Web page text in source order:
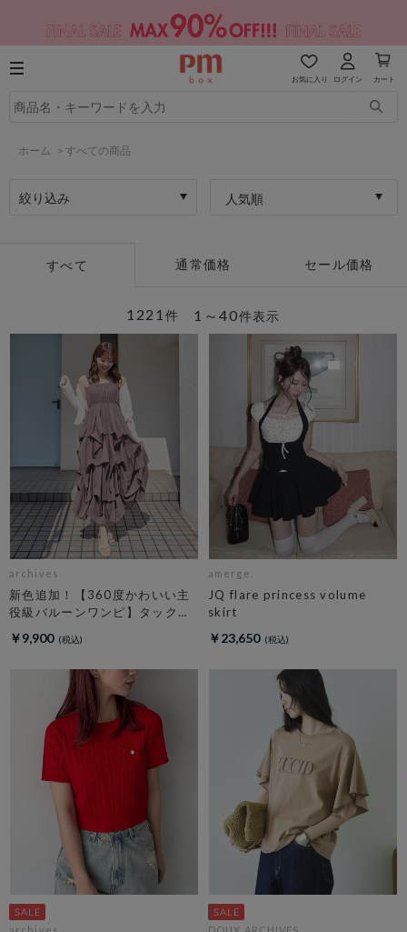
お気に入り ログイン カート
ホーム > すべての商品
絞り込み 人気順
すべて 通常価格 セール価格
1～40件表示
1221 件
archives
新色追加！【360度かわいい主
役級バルーンワンピ】タックバ
ース
￥9,900
amerge.
JQ flare princess volume
skirt
￥23,650